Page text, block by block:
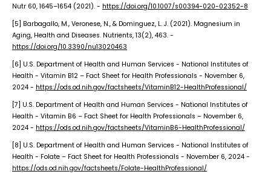
Nutr 60, 1645–1654 (2021). - https://doi.org/10.1007/s00394-020-02352-8
[5] Barbagallo, M., Veronese, N., & Dominguez, L. J. (2021). Magnesium in
Aging, Health and Diseases. Nutrients, 13(2), 463. -
https://doi.org/10.3390/nu13020463
[6] U.S. Department of Health and Human Services - National Institutes of
Health - Vitamin B12 – Fact Sheet for Health Professionals - November 6,
2024 - https://ods.od.nih.gov/factsheets/VitaminB12-HealthProfessional/
[7] U.S. Department of Health and Human Services - National Institutes of
Health - Vitamin B6 – Fact Sheet for Health Professionals – November 6,
2024 - https://ods.od.nih.gov/factsheets/VitaminB6-HealthProfessional/
[8] U.S. Department of Health and Human Services - National Institutes of
Health - Folate – Fact Sheet for Health Professionals - November 6, 2024 -
https://ods.od.nih.gov/factsheets/Folate-HealthProfessional/